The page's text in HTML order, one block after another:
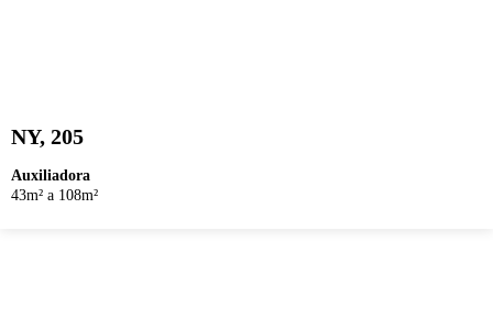
NY, 205
Auxiliadora
43m² a 108m²